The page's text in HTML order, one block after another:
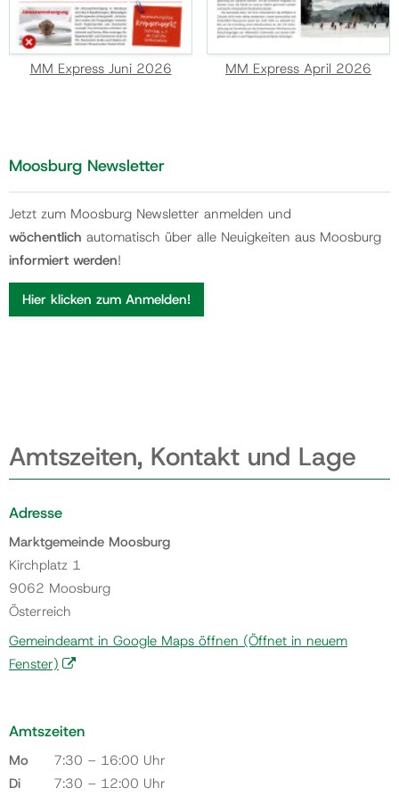
MM Express Juni 2026 MM Express April 2026
Moosburg Newsletter
Jetzt zum Moosburg Newsletter anmelden und
wöchentlich automatisch über alle Neuigkeiten aus Moosburg
informiert werden!
Hier klicken zum Anmelden!
Amtszeiten, Kontakt und Lage
Adresse
Marktgemeinde Moosburg
Kirchplatz 1
9062 Moosburg
Österreich
Gemeindeamt in Google Maps öffnen (Öffnet in neuem
Fenster)
Amtszeiten
Mo
7:30 – 16:00 Uhr
Di
7:30 – 12:00 Uhr